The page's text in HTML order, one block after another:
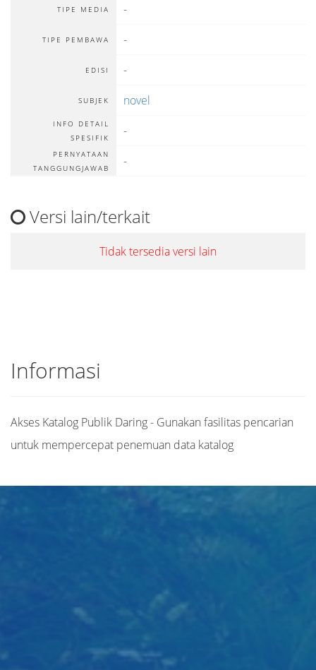
TIPE MEDIA -
TIPE PEMBAWA -
EDISI -
SUBJEK novel
INFO DETAIL
SPESIFIK
-
PERNYATAAN
TANGGUNGJAWAB
-
Versi lain/terkait
Tidak tersedia versi lain
Informasi
Akses Katalog Publik Daring - Gunakan fasilitas pencarian
untuk mempercepat penemuan data katalog